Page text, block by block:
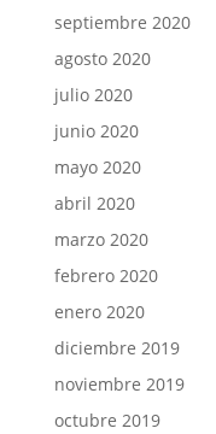
septiembre 2020
agosto 2020
julio 2020
junio 2020
mayo 2020
abril 2020
marzo 2020
febrero 2020
enero 2020
diciembre 2019
noviembre 2019
octubre 2019